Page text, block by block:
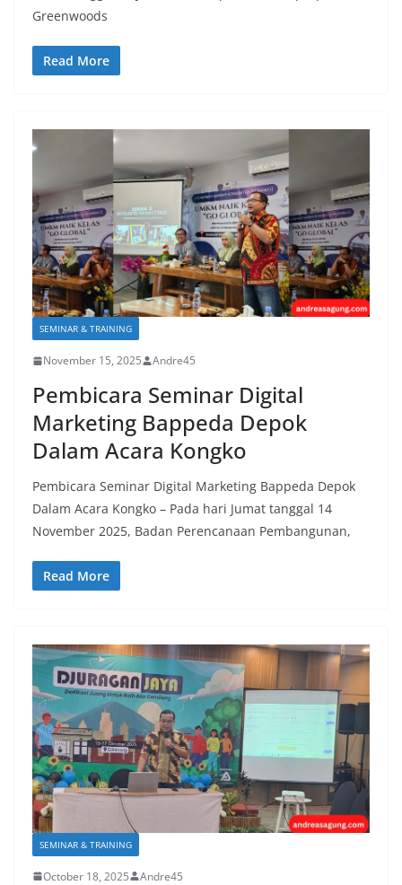
Greenwoods
Read More
SEMINAR & TRAINING
November 15, 2025 Andre45
Pembicara Seminar Digital
Marketing Bappeda Depok
Dalam Acara Kongko
Pembicara Seminar Digital Marketing Bappeda Depok
Dalam Acara Kongko – Pada hari Jumat tanggal 14
November 2025, Badan Perencanaan Pembangunan,
Read More
SEMINAR & TRAINING
October 18, 2025 Andre45